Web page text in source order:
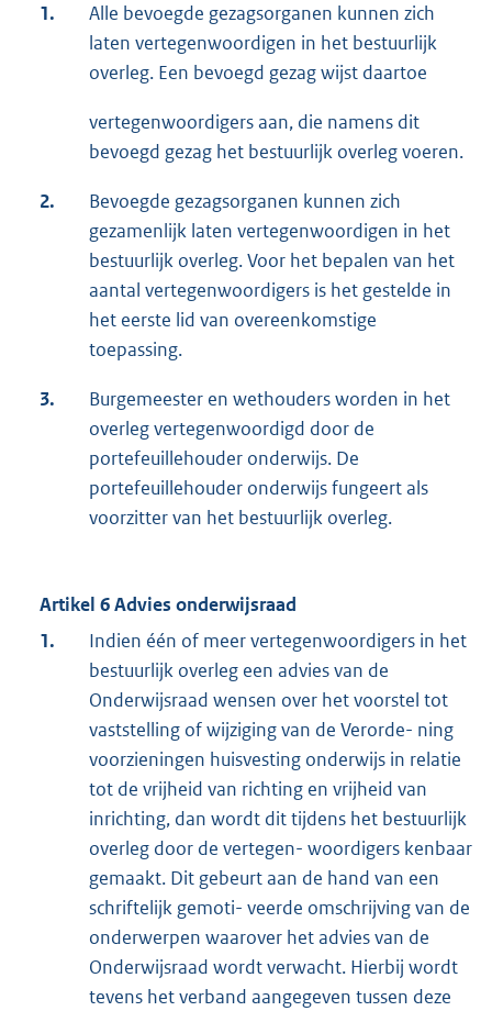
1.
Alle bevoegde gezagsorganen kunnen zich
laten vertegenwoordigen in het bestuurlijk
overleg. Een bevoegd gezag wijst daartoe
vertegenwoordigers aan, die namens dit
bevoegd gezag het bestuurlijk overleg voeren.
2.
Bevoegde gezagsorganen kunnen zich
gezamenlijk laten vertegenwoordigen in het
bestuurlijk overleg. Voor het bepalen van het
aantal vertegenwoordigers is het gestelde in
het eerste lid van overeenkomstige
toepassing.
3.
Burgemeester en wethouders worden in het
overleg vertegenwoordigd door de
portefeuillehouder onderwijs. De
portefeuillehouder onderwijs fungeert als
voorzitter van het bestuurlijk overleg.
Artikel 6 Advies onderwijsraad
1.
Indien één of meer vertegenwoordigers in het
bestuurlijk overleg een advies van de
Onderwijsraad wensen over het voorstel tot
vaststelling of wijziging van de Verorde- ning
voorzieningen huisvesting onderwijs in relatie
tot de vrijheid van richting en vrijheid van
inrichting, dan wordt dit tijdens het bestuurlijk
overleg door de vertegen- woordigers kenbaar
gemaakt. Dit gebeurt aan de hand van een
schriftelijk gemoti- veerde omschrijving van de
onderwerpen waarover het advies van de
Onderwijsraad wordt verwacht. Hierbij wordt
tevens het verband aangegeven tussen deze